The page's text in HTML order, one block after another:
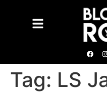
Tag: LS